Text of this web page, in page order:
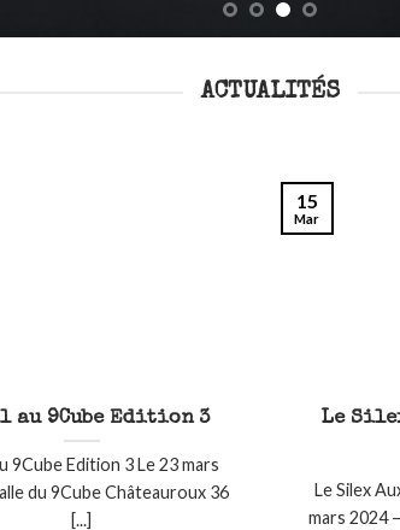
ACTUALITÉS
au 9Cube Edition 3
9Cube Edition 3 Le 23 mars
du 9Cube Châteauroux 36
[...]
Le
Le Silex
mars 2024
15
Mar